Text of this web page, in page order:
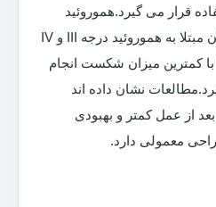
قرار می گیرد.هموروئید
کتومی استاپلر،عمدتا در بیماران مبتلا به هموروئید درجه III و IV
با کمترین میزان شکست انجام
نشان داده اند
از عمل کمتر و بهبودی
معمولی دارد.